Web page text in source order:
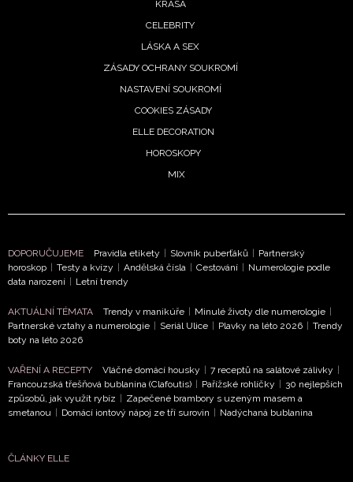
KRÁSA
CELEBRITY
LÁSKA A SEX
ZÁSADY OCHRANY SOUKROMÍ
NASTAVENÍ SOUKROMÍ
COOKIES ZÁSADY
ELLE DECORATION
HOROSKOPY
MIX
DOPORUČUJEME Pravidla etikety Slovník puberťáků
Partnerský
horoskop
Testy a kvízy Andělská čísla Cestování
Numerologie podle
data narození
Letní trendy
AKTUÁLNÍ TÉMATA Trendy v manikúře Minulé životy dle numerologie
Partnerské vztahy a numerologie
Seriál Ulice Plavky na léto 2026
Trendy
boty na léto 2026
VAŘENÍ A RECEPTY Vláčné domácí housky 7 receptů na salátové zálivky
Francouzská třešňová bublanina (Clafoutis)
Pařížské rohlíčky
30 nejlepších
způsobů, jak využít rybíz
Zapečené brambory s uzeným masem a
smetanou
Domácí iontový nápoj ze tří surovin Nadýchaná bublanina
ČLÁNKY ELLE